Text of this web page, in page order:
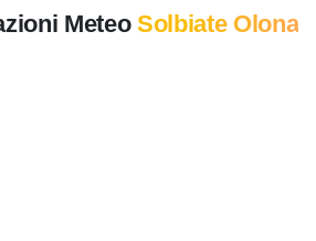
MeteoSolbiate Olona